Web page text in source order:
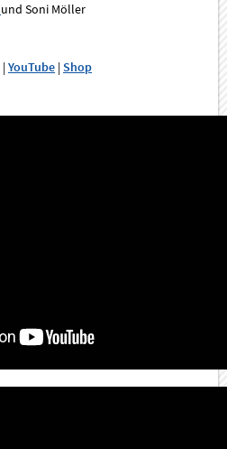
und Soni Möller
|YouTube |Shop